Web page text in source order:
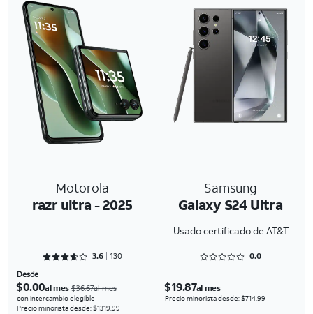
Motorola
razr ultra - 2025
Samsung
Galaxy S24 Ultra
Usado certificado de AT&T
Rated 3.6769 out of 5
3.6 130 Rated 0 out of 5
0.0
Desde
$0.00al mes$36.67al mes
con intercambio elegible
Precio minorista desde: $1319.99
$19.87al mes
Precio minorista desde: $714.99